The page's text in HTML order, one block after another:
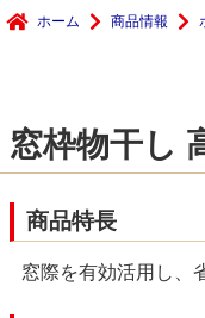
ホーム 商品情報
窓枠物干し
商品特長
窓際を有効活用し、